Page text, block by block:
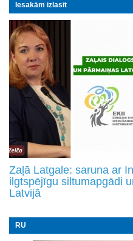
Iesakām izlasīt
Zaļā Latgale: saruna ar
ilgtspējīgu siltumapgādi
Latvijā
RU